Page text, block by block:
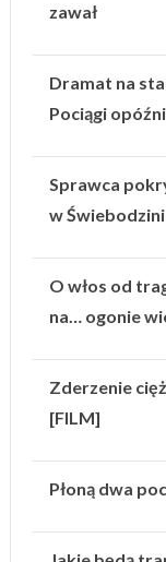
zawał
Dramat na
Pociągi
Sprawca
w
O włos od
na… ogonie
Zderzenie
[FILM]
Płoną dwa